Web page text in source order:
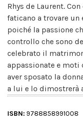
Rhys de Laurent.
faticano a trovare
poiché la passione
controllo che sono
celebrato il
appassionate e moti
aver sposato la
a lui e lo dimostrerà
ISBN: 9788858991008